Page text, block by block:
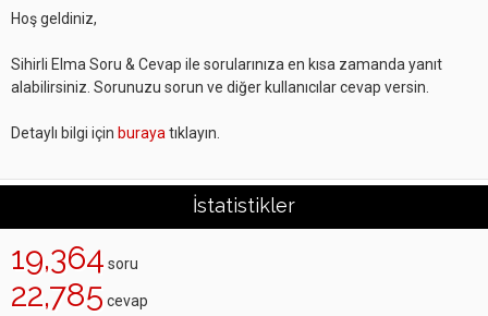
Hoş geldiniz,
Sihirli Elma Soru & Cevap ile sorularınıza en kısa zamanda yanıt
alabilirsiniz. Sorunuzu sorun ve diğer kullanıcılar cevap versin.
Detaylı bilgi için buraya tıklayın.
İstatistikler
19,364 soru
22,785 cevap